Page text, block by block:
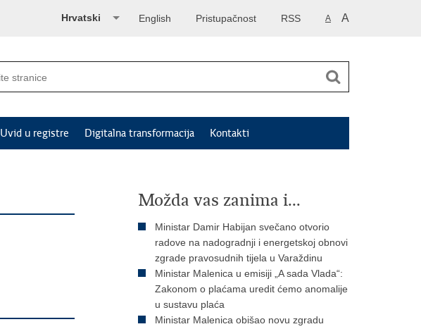
A A
RSS
Pristupačnost
English
Hrvatski
Uvid u registre Digitalna transformacija Kontakti
Možda vas zanima i...
Ministar Damir Habijan svečano otvorio
radove na nadogradnji i energetskoj obnovi
zgrade pravosudnih tijela u Varaždinu
Ministar Malenica u emisiji „A sada Vlada“:
Zakonom o plaćama uredit ćemo anomalije
u sustavu plaća
Ministar Malenica obišao novu zgradu